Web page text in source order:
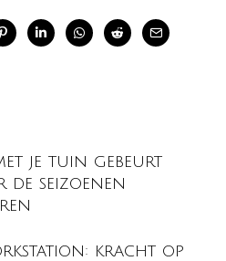
je tuin gebeurt
de seizoenen
kracht op